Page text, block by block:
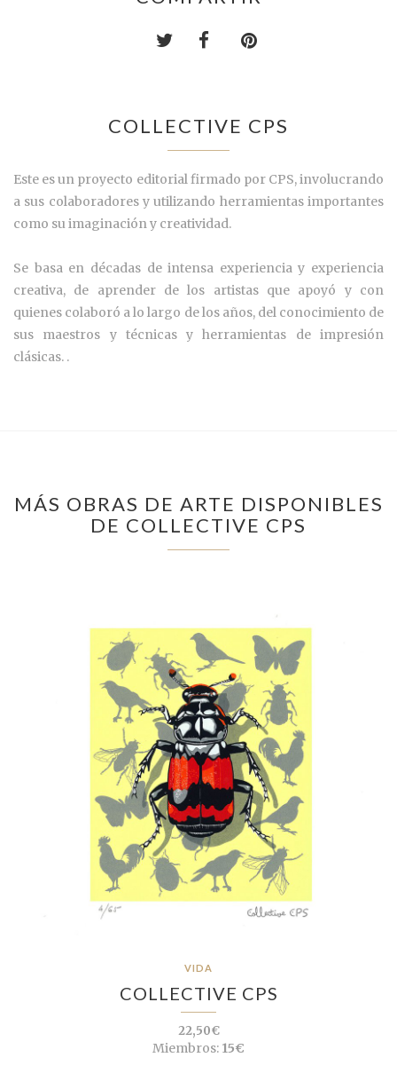
COLLECTIVE CPS
Este es un proyecto editorial firmado por CPS, involucrando
a sus colaboradores y utilizando herramientas importantes
como su imaginación y creatividad.
Se basa en décadas de intensa experiencia y experiencia
creativa, de aprender de los artistas que apoyó y con
quienes colaboró a lo largo de los años, del conocimiento de
sus maestros y técnicas y herramientas de impresión
clásicas. .
MÁS OBRAS DE ARTE DISPONIBLES
DE COLLECTIVE CPS
VIDA
COLLECTIVE CPS
22,50€
Miembros: 15€